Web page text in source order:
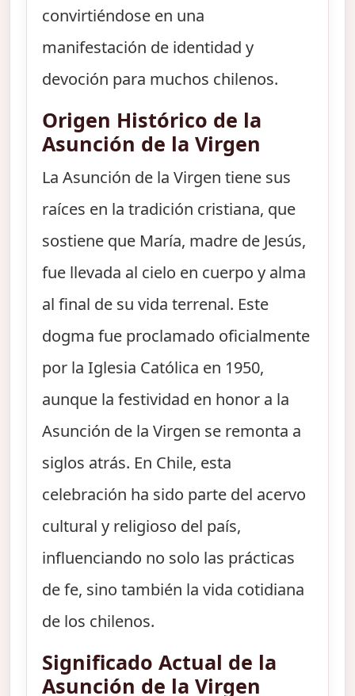
convirtiéndose en una
manifestación de identidad y
devoción para muchos chilenos.
Origen Histórico de la
Asunción de la Virgen
La Asunción de la Virgen tiene sus
raíces en la tradición cristiana, que
sostiene que María, madre de Jesús,
fue llevada al cielo en cuerpo y alma
al final de su vida terrenal. Este
dogma fue proclamado oficialmente
por la Iglesia Católica en 1950,
aunque la festividad en honor a la
Asunción de la Virgen se remonta a
siglos atrás. En Chile, esta
celebración ha sido parte del acervo
cultural y religioso del país,
influenciando no solo las prácticas
de fe, sino también la vida cotidiana
de los chilenos.
Significado Actual de la
Asunción de la Virgen